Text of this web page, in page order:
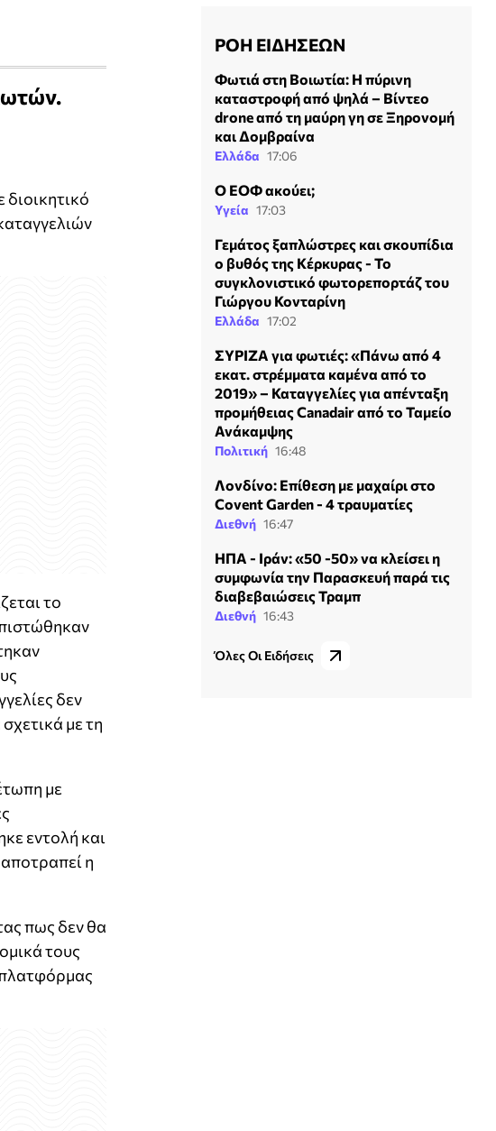
το
δεν
με τη
με
εντολή και
η
πως δεν θα
τους
ΡΟΗ ΕΙΔΗΣΕΩΝ
Φωτιά στη Βοιωτία: Η πύρινη
καταστροφή από ψηλά – Βίντεο
drone από τη μαύρη γη σε Ξηρονομή
και Δομβραίνα
Ελλάδα 17:06
Ο ΕΟΦ ακούει;
Υγεία 17:03
Γεμάτος ξαπλώστρες και σκουπίδια
ο βυθός της Κέρκυρας - Το
συγκλονιστικό φωτορεπορτάζ του
Γιώργου Κονταρίνη
Ελλάδα 17:02
ΣΥΡΙΖΑ για φωτιές: «Πάνω από 4
εκατ. στρέμματα καμένα από το
2019» – Καταγγελίες για απένταξη
προμήθειας Canadair από το Ταμείο
Ανάκαμψης
Πολιτική 16:48
Λονδίνο: Επίθεση με μαχαίρι στο
Covent Garden - 4 τραυματίες
Διεθνή 16:47
ΗΠΑ - Ιράν: «50 -50» να κλείσει η
συμφωνία την Παρασκευή παρά τις
διαβεβαιώσεις Τραμπ
Διεθνή 16:43
Όλες Οι Ειδήσεις